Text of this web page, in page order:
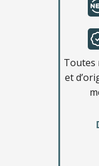
Toutes
et